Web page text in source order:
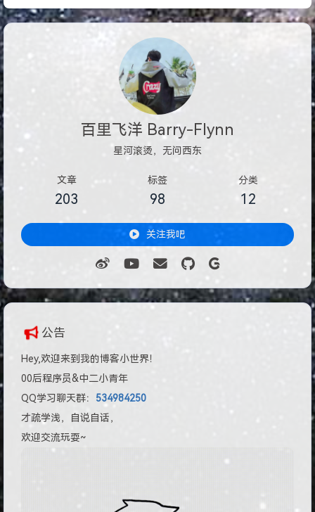
百里飞洋 Barry-Flynn
星河滚烫，无问西东
文章
203
标签
98
分类
12
关注我吧
公告
Hey,欢迎来到我的博客小世界！
00后程序员&中二小青年
QQ学习聊天群： 534984250
才疏学浅，自说自话，
欢迎交流玩耍~